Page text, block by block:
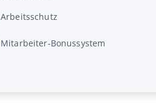
Arbeitsschutz
Mitarbeiter-Bonussystem